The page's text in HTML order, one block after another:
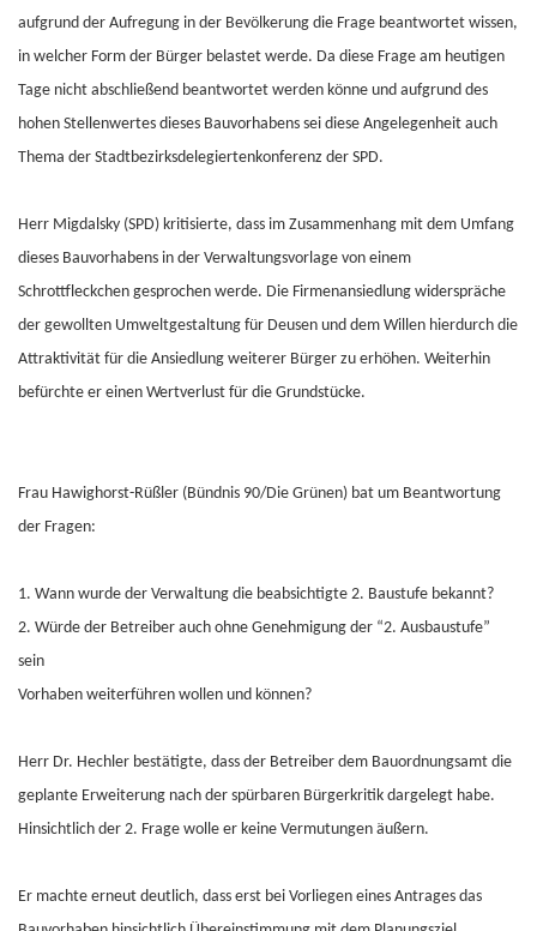
aufgrund der Aufregung in der Bevölkerung die Frage beantwortet wissen,
in welcher Form der Bürger belastet werde. Da diese Frage am heutigen
Tage nicht abschließend beantwortet werden könne und aufgrund des
hohen Stellenwertes dieses Bauvorhabens sei diese Angelegenheit auch
Thema der Stadtbezirksdelegiertenkonferenz der SPD.
Herr Migdalsky (SPD) kritisierte, dass im Zusammenhang mit dem Umfang
dieses Bauvorhabens in der Verwaltungsvorlage von einem
Schrottfleckchen gesprochen werde. Die Firmenansiedlung widerspräche
der gewollten Umweltgestaltung für Deusen und dem Willen hierdurch die
Attraktivität für die Ansiedlung weiterer Bürger zu erhöhen. Weiterhin
befürchte er einen Wertverlust für die Grundstücke.
Frau Hawighorst-Rüßler (Bündnis 90/Die Grünen) bat um Beantwortung
der Fragen:
1. Wann wurde der Verwaltung die beabsichtigte 2. Baustufe bekannt?
2. Würde der Betreiber auch ohne Genehmigung der “2. Ausbaustufe”
sein
Vorhaben weiterführen wollen und können?
Herr Dr. Hechler bestätigte, dass der Betreiber dem Bauordnungsamt die
geplante Erweiterung nach der spürbaren Bürgerkritik dargelegt habe.
Hinsichtlich der 2. Frage wolle er keine Vermutungen äußern.
Er machte erneut deutlich, dass erst bei Vorliegen eines Antrages das